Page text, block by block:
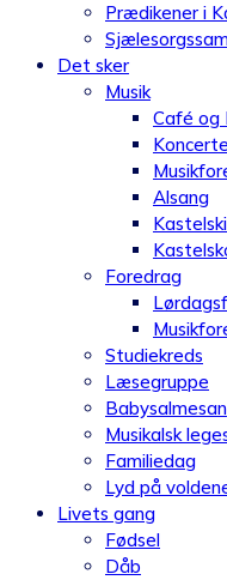
Prædikener i
Det sker
Musik
Café og
Alsang
Foredrag
Studiekreds
Læsegruppe
Musikalsk
Familiedag
Lyd på
Livets gang
Fødsel
Dåb